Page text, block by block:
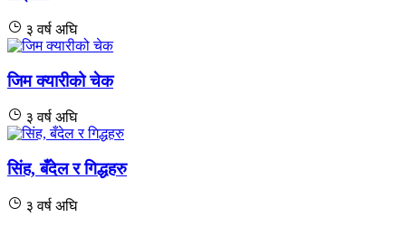
३ वर्ष अघि
जिम क्यारीको चेक
३ वर्ष अघि
सिंह, बँदेल र गिद्धहरु
३ वर्ष अघि